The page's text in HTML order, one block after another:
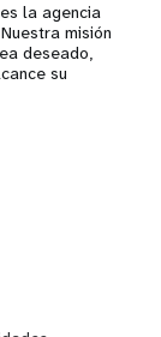
la agencia
misión
deseado,
su